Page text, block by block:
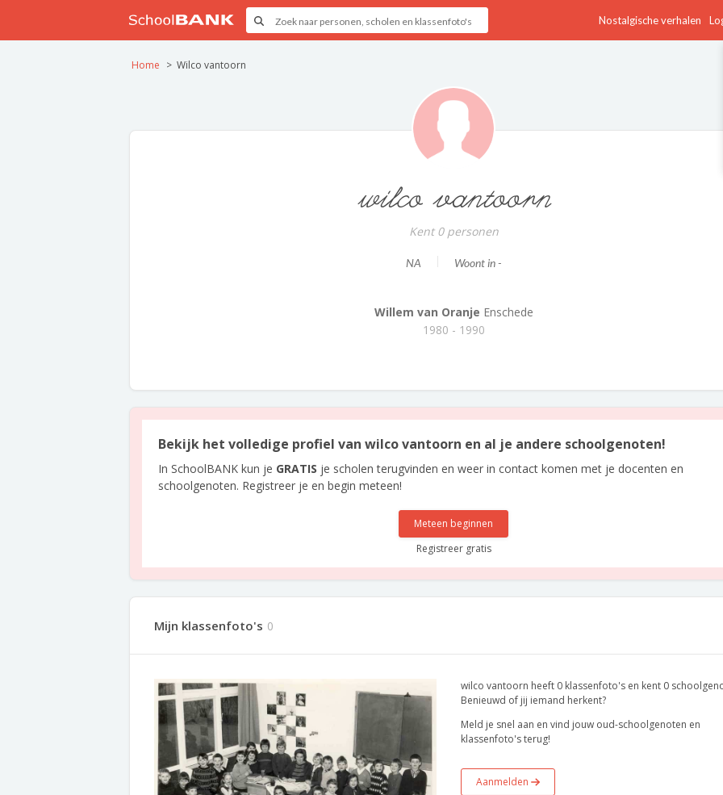
Nostalgische verhalen
Home Wilco vantoorn
wilco vantoorn
Kent 0 personen
NA Woont in -
Willem van Oranje Enschede
1980 - 1990
Bekijk het volledige profiel van wilco vantoorn en al je andere schoolgenoten!
In SchoolBANK kun je GRATIS je scholen terugvinden en weer in contact komen met je docenten en
schoolgenoten. Registreer je en begin meteen!
Meteen beginnen
Registreer gratis
Mijn klassenfoto's 0
wilco vantoorn heeft 0 klassenfoto's en kent 0
Benieuwd of jij iemand herkent?
Meld je snel aan en vind jouw oud-schoolgenoten en
klassenfoto's terug!
Aanmelden